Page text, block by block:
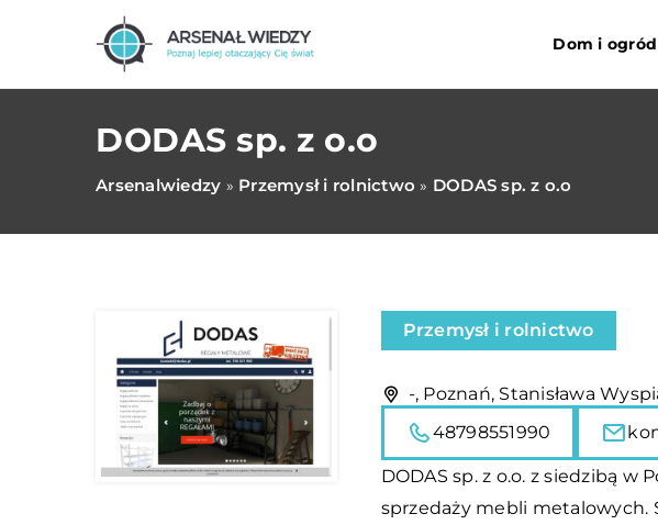
Dom i ogród
DODAS sp. z o.o
Arsenalwiedzy » Przemysł i rolnictwo » DODAS sp. z o.o
Przemysł i rolnictwo
-, Poznań, Stanisława
48798551990
DODAS sp. z o.o. z siedzibą w
sprzedaży mebli